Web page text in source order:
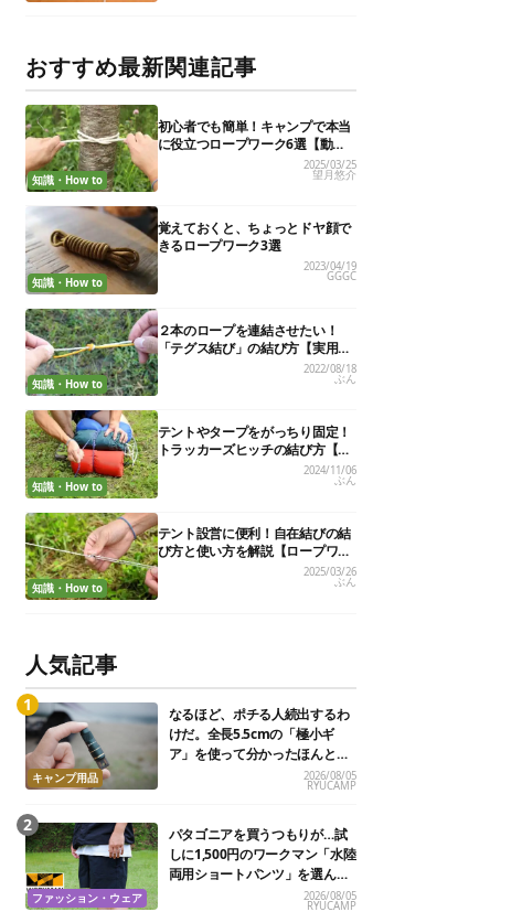
おすすめ最新関連記事
知識・How to
初心者でも簡単！キャンプで本当
に役立つロープワーク6選【動画
2025/03/25
望月悠介
知識・How to
覚えておくと、ちょっとドヤ顔で
きるロープワーク3選
2023/04/19
GGGC
知識・How to
２本のロープを連結させたい！
「テグス結び」の結び方【実用的
ロープワークvol.７】
2022/08/18
ぶん
知識・How to
テントやタープをがっちり固定！
トラッカーズヒッチの結び方【実
用的ロープワークvol.6】
2024/11/06
ぶん
知識・How to
テント設営に便利！自在結びの結
び方と使い方を解説【ロープワー
ク】
2025/03/26
ぶん
人気記事
キャンプ用品
なるほど、ポチる人続出するわ
けだ。全長5.5cmの「極小ギ
ア」を使って分かったほんとの
2026/08/05
RYUCAMP
ファッション・ウェア
パタゴニアを買うつもりが…試
しに1,500円のワークマン「水陸
両用ショートパンツ」を選んだ
2026/08/05
RYUCAMP